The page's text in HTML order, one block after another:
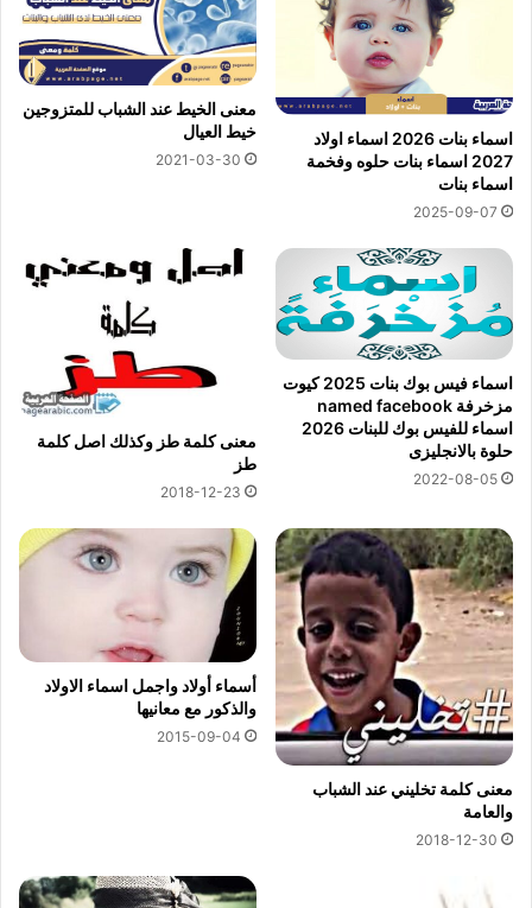
اسماء بنات 2026 اسماء اولاد
2027 اسماء بنات حلوه وفخمة
اسماء بنات
2025-09-07
معنى الخيط عند الشباب للمتزوجين
خيط العيال
2021-03-30
اسماء فيس بوك بنات 2025 كيوت
مزخرفة named facebook
اسماء للفيس بوك للبنات 2026
حلوة بالانجليزى
2022-08-05
معنى كلمة طز وكذلك اصل كلمة
طز
2018-12-23
معنى كلمة تخليني عند الشباب
والعامة
2018-12-30
أسماء أولاد واجمل اسماء الاولاد
والذكور مع معانيها
2015-09-04